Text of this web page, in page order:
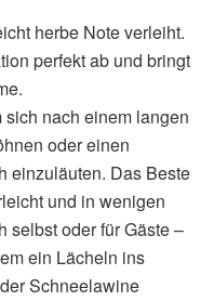
herbe Note verleiht.
perfekt ab und bringt
nach einem langen
oder einen
einzuläuten. Das Beste
und in wenigen
selbst oder für Gäste –
ein Lächeln ins
Schneelawine